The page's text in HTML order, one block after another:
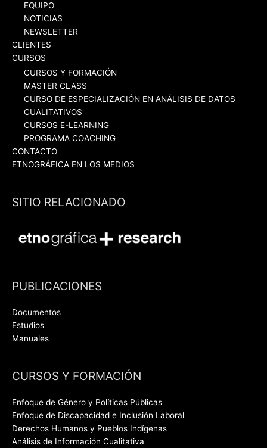
EQUIPO
NOTICIAS
NEWSLETTER
CLIENTES
CURSOS
CURSOS Y FORMACIÓN
MASTER CLASS
CURSO DE ESPECIALIZACIÓN EN ANÁLISIS DE DATOS
CUALITATIVOS
CURSOS E-LEARNING
PROGRAMA COACHING
CONTACTO
ETNOGRÁFICA EN LOS MEDIOS
SITIO RELACIONADO
PUBLICACIONES
Documentos
Estudios
Manuales
CURSOS Y FORMACIÓN
Enfoque de Género y Políticas Públicas
Enfoque de Discapacidad e Inclusión Laboral
Derechos Humanos y Pueblos Indígenas
Análisis de Información Cualitativa